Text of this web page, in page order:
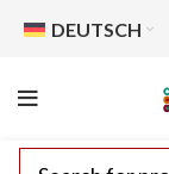
DEUTSCH